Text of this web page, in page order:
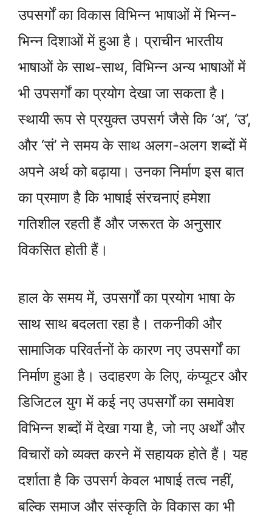
उपसर्गों का विकास विभिन्न भाषाओं में भिन्न-
भिन्न दिशाओं में हुआ है। प्राचीन भारतीय
भाषाओं के साथ-साथ, विभिन्न अन्य भाषाओं में
भी उपसर्गों का प्रयोग देखा जा सकता है।
स्थायी रूप से प्रयुक्त उपसर्ग जैसे कि ‘अ’, ‘उ’,
और ‘सं’ ने समय के साथ अलग-अलग शब्दों में
अपने अर्थ को बढ़ाया। उनका निर्माण इस बात
का प्रमाण है कि भाषाई संरचनाएं हमेशा
गतिशील रहती हैं और जरूरत के अनुसार
विकसित होती हैं।
हाल के समय में, उपसर्गों का प्रयोग भाषा के
साथ साथ बदलता रहा है। तकनीकी और
सामाजिक परिवर्तनों के कारण नए उपसर्गों का
निर्माण हुआ है। उदाहरण के लिए, कंप्यूटर और
डिजिटल युग में कई नए उपसर्गों का समावेश
विभिन्न शब्दों में देखा गया है, जो नए अर्थों और
विचारों को व्यक्त करने में सहायक होते हैं। यह
दर्शाता है कि उपसर्ग केवल भाषाई तत्व नहीं,
बल्कि समाज और संस्कृति के विकास का भी